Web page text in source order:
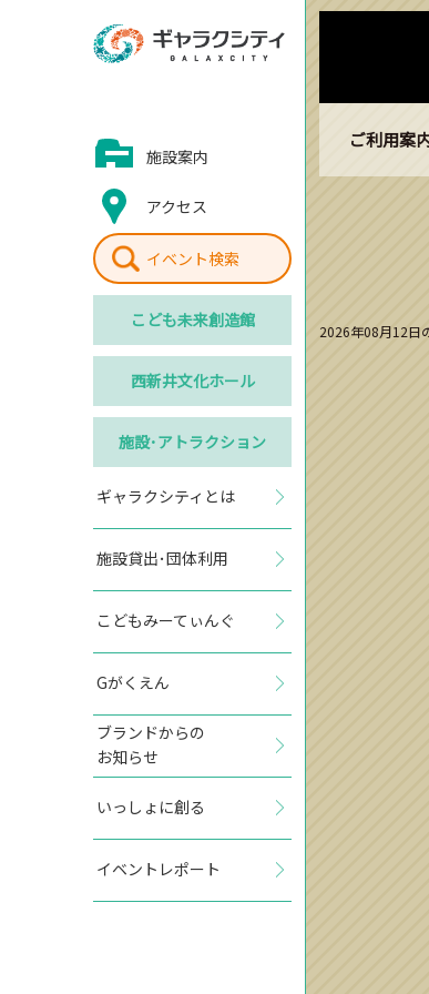
施設案内
アクセス
イベント検索
こども未来創造館
西新井文化ホール
施設･アトラクション
ギャラクシティとは
施設貸出･団体利用
こどもみーてぃんぐ
Gがくえん
ブランドからの
お知らせ
いっしょに創る
イベントレポート
ご利用案
2026年08月12日